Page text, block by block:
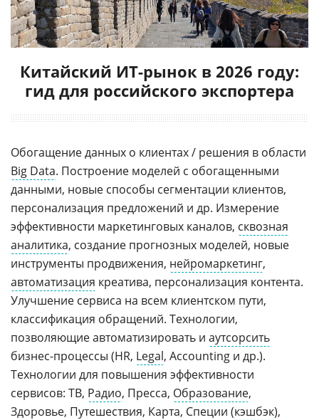
Китайский ИТ-рынок в 2026 году:
гид для российского экспортера
Обогащение данных о клиентах / решения в области
Big Data. Построение моделей с обогащенными
данными, новые способы сегментации клиентов,
персонализация предложений и др. Измерение
эффективности маркетинговых каналов, сквозная
аналитика, создание прогнозных моделей, новые
инструменты продвижения, нейромаркетинг,
автоматизация креатива, персонализация контента.
Улучшение сервиса на всем клиентском пути,
классификация обращений. Технологии,
позволяющие автоматизировать и аутсорсить
бизнес-процессы (HR, Legal, Accounting и др.).
Технологии для повышения эффективности
сервисов: ТВ, Радио, Пресса, Образование,
Здоровье, Путешествия, Карта, Специи (кэшбэк),